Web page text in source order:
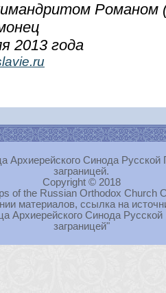
Романом
2013 года
Архиерейского Синода Русской
заграницей.
Copyright © 2018
of the Russian Orthodox Church
материалов, ссылка на
Архиерейского Синода
заграницей"